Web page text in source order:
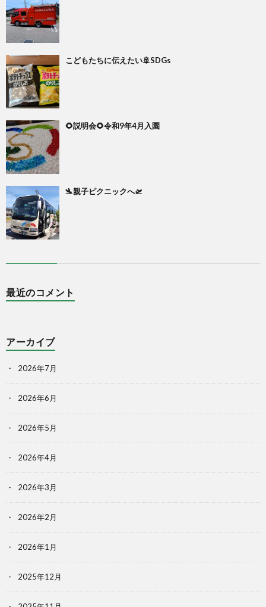
こどもたちに伝えたい🚢SDGs
🌻説明会🌻令和9年4月入園
🛬親子ピクニックへ🛫
最近のコメント
アーカイブ
2026年7月
2026年6月
2026年5月
2026年4月
2026年3月
2026年2月
2026年1月
2025年12月